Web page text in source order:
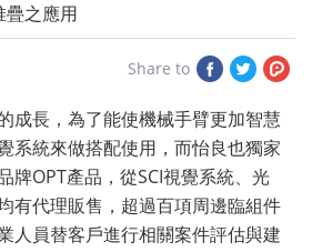
疊之應用
Share to
Share
Facebook
Share
Twitter
成長，為了能使機械手臂更加智慧
系統來做搭配使用，而怡良也獨家
牌OPT產品，從SCI視覺系統、光
有代理販售，超過百項周邊臨組件
人員替客戶進行相關案件評估與建